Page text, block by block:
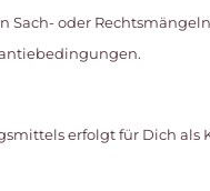
Sach- oder
erfolgt für Dich als